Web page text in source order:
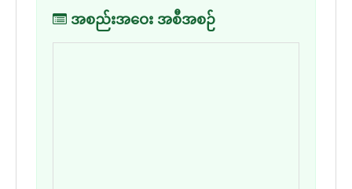
အစည်းအဝေး အစီအစဉ်